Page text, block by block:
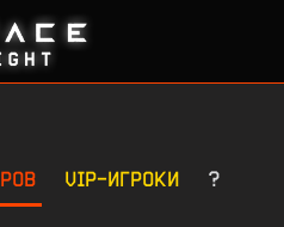
VIP-ИГРОКИ ?